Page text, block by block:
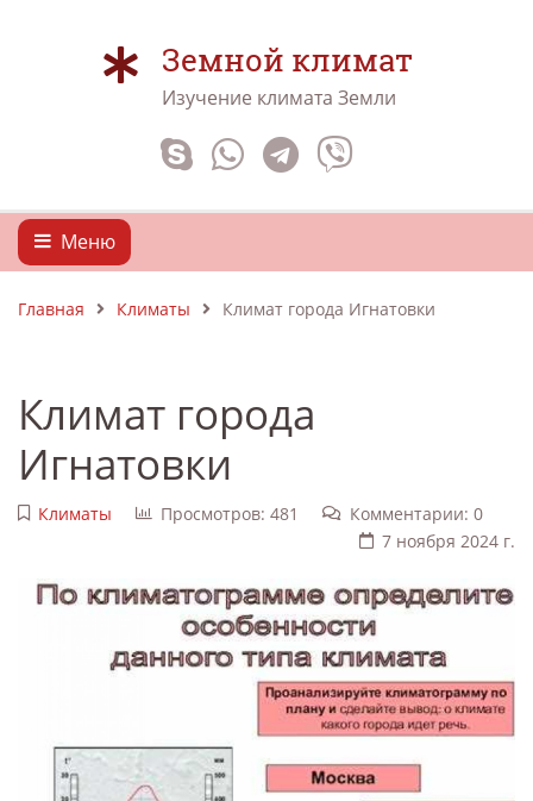
Земной климат
Изучение климата Земли
Меню
Главная Климаты Климат города Игнатовки
Климат города
Игнатовки
Климаты Просмотров: 481
Комментарии: 0
7 ноября 2024 г.